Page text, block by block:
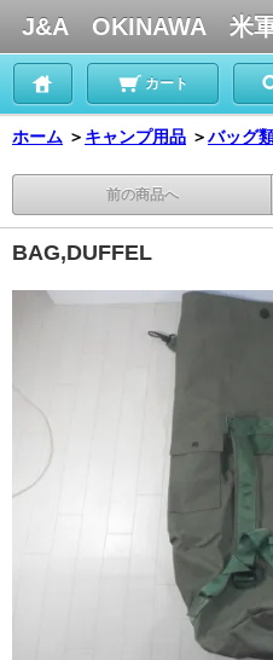
J&A OKINAWA 米軍
カート
ホーム ＞ キャンプ用品 ＞バッグ
前の商品へ
BAG,DUFFEL